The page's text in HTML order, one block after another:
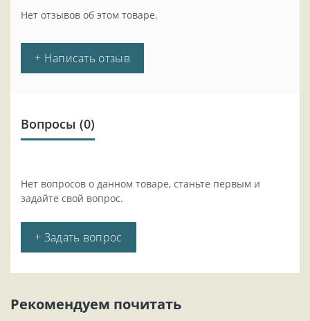
Нет отзывов об этом товаре.
+ Написать отзыв
Вопросы (0)
Нет вопросов о данном товаре, станьте первым и
задайте свой вопрос.
+ Задать вопрос
Рекомендуем почитать